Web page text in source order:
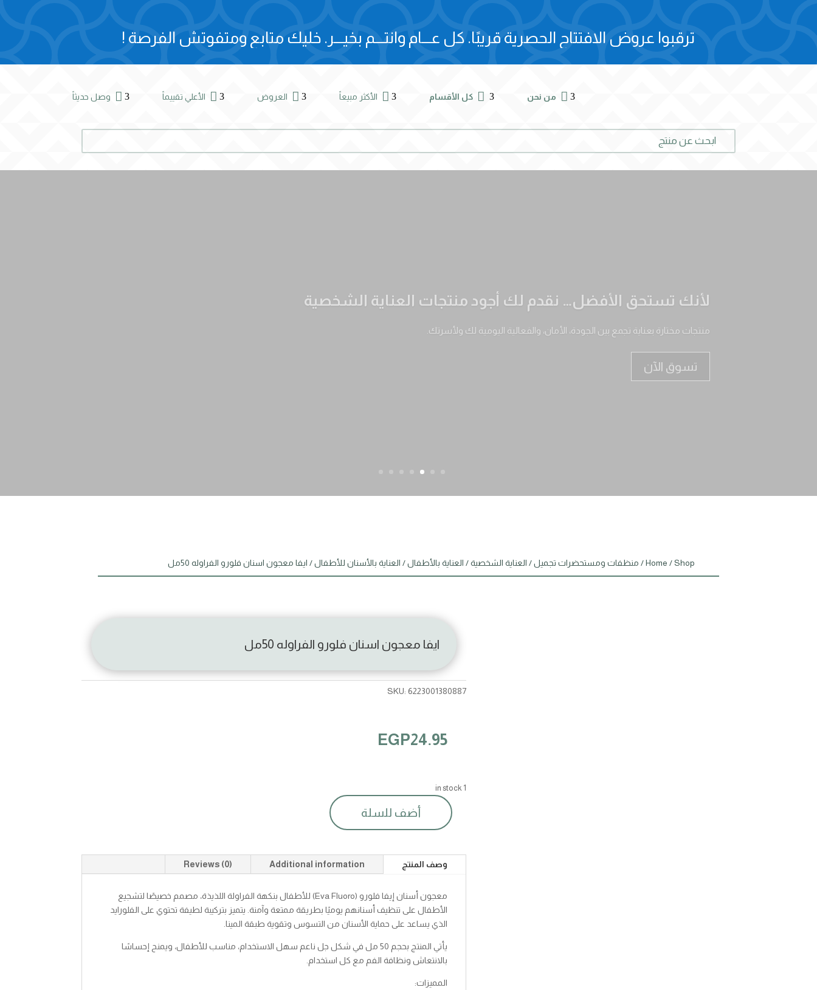
ترقبوا عروض الافتتاح الحصرية قريبًا. كل عـــام وانتـــم بخيـــر. خليك متابع ومتفوتش الفرصة !
3
 من نحن 3
 كل الأقسام 3
 الأكثر مبيعاً 3
 العروض 3
 الأعلي تقييماً 3
 وصل حديثاً
نظافة بيتك تبدأ من منتجات نثق في جودتها
حلول متكاملة للعناية بالمنزل تمنحك نظافة عميقة ولمعان يدوم.
تسوق الآن
Home /Shop
/ منظفات ومستحضرات تجميل/ العناية الشخصية/ العناية بالأطفال/ العناية بالأسنان للأطفال/ ايفا معجون اسنان فلورو الفراوله 50مل
ايفا معجون اسنان فلورو الفراوله 50مل
SKU: 6223001380887
EGP24.95
1 in stock
ايفا
معجون
فلورو
الفراوله
quantity
أضف للسلة
وصف المنتج Additional information
Reviews (0)
معجون أسنان إيفا فلورو (Eva Fluoro) للأطفال بنكهة الفراولة اللذيذة، مصمم خصيصًا لتشجيع
الأطفال على تنظيف أسنانهم يوميًا بطريقة ممتعة وآمنة. يتميز بتركيبة لطيفة تحتوي على الفلورايد
الذي يساعد على حماية الأسنان من التسوس وتقوية طبقة المينا.
يأتي المنتج بحجم 50 مل في شكل جل ناعم سهل الاستخدام، مناسب للأطفال، ويمنح إحساسًا
بالانتعاش ونظافة الفم مع كل استخدام.
المميزات: